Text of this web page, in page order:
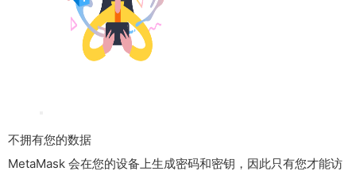
不拥有您的数据
MetaMask 会在您的设备上生成密码和密钥，因此只有您才能访